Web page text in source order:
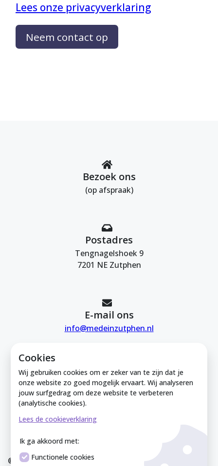
Cookies
Wij gebruiken cookies om er zeker van te zijn dat je
onze website zo goed mogelijk ervaart. Wij analyseren
jouw surfgedrag om deze website te verbeteren
(analytische cookies).
Lees de cookieverklaring
Ik ga akkoord met:
Functionele cookies
Lees onze privacyverklaring
Neem contact op
Bezoek ons
(op afspraak)
Postadres
Tengnagelshoek 9
7201 NE Zutphen
E-mail ons
info@medeinzutphen.nl
Mede in Zutphen is onderdeel van de
Zutphense Uitdaging. KVK Zutphense
Uitdaging: 08212926
© Mede In Zutphen 2025